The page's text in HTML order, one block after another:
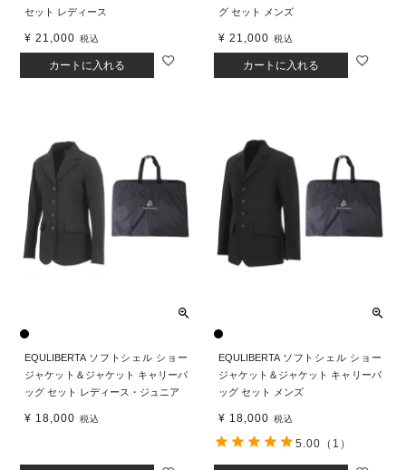
セット レディース
¥ 21,000 税込
カートに入れる
グ セット メンズ
¥ 21,000 税込
カートに入れる
EQULIBERTA ソフトシェル ショー
ジャケット＆ジャケット キャリーバ
ッグ セット レディース・ジュニア
¥ 18,000 税込
EQULIBERTA ソフトシェル ショー
ジャケット＆ジャケット キャリーバ
ッグ セット メンズ
¥ 18,000 税込
5.00 （1）